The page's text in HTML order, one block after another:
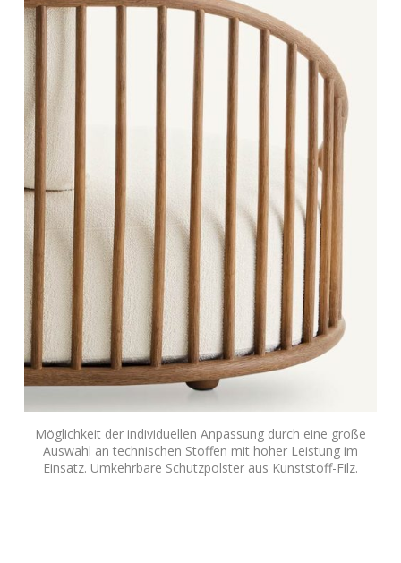
Möglichkeit der individuellen Anpassung durch eine große
Auswahl an technischen Stoffen mit hoher Leistung im
Einsatz. Umkehrbare Schutzpolster aus Kunststoff-Filz.